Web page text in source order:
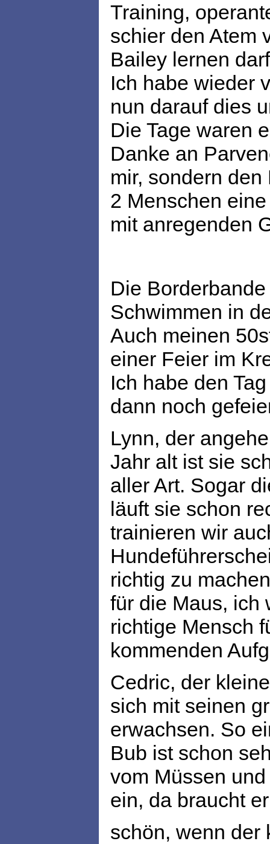
Training,
schier den Atem
Bailey lernen
Ich habe wieder
nun darauf dies
Die Tage waren
Danke an
mir, sondern
2 Menschen
mit anregenden
Die
Schwimmen in
Auch meinen
einer Feier im
Ich habe den
dann noch
Lynn, der
Jahr alt ist sie
aller Art. Sogar
läuft sie schon
trainieren wir
richtig zu
für die Maus, ich
richtige Mensch
kommenden
Cedric, der
sich mit seinen
erwachsen. So
Bub ist schon
vom Müssen
ein, da braucht
schön, wenn der